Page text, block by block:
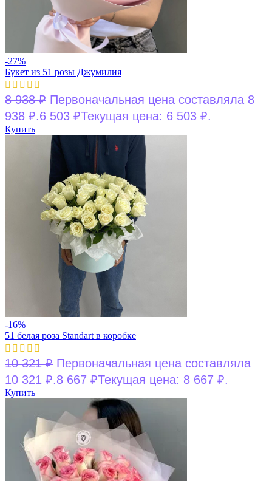
-27%
Букет из 51 розы Джумилия
8 938₽ Первоначальная цена составляла 8
938 ₽.6 503 ₽Текущая цена: 6 503 ₽.
Купить
-16%
51 белая роза Standart в коробке
10 321₽ Первоначальная цена составляла
10 321 ₽.8 667 ₽Текущая цена: 8 667 ₽.
Купить